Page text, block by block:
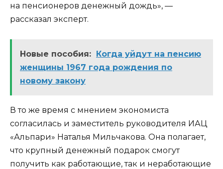
на пенсионеров денежный дождь», —
рассказал эксперт.
Новые пособия: Когда уйдут на пенсию
женщины 1967 года рождения по
новому закону
В то же время с мнением экономиста
согласилась и заместитель руководителя ИАЦ
«Альпари» Наталья Мильчакова. Она полагает,
что крупный денежный подарок смогут
получить как работающие, так и неработающие